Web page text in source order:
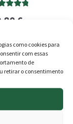
como cookies para
com essas
de
retirar o consentimento
€